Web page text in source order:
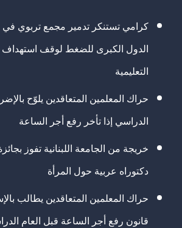
كرامي تستنكر تدمير مجمع تربوي في
الدول الكبرى للضغط لوقف
التعليمية
حراك المعلمين المتعاقدين يلوّح
الدراسي إذا تأخر رفع أجر الساعة
خريجة من الجامعة اللبنانية تفوز
دكتوراه عربية حول المرأة
حراك المعلمين المتعاقدين يطالب
قانون رفع أجر الساعة قبل العام